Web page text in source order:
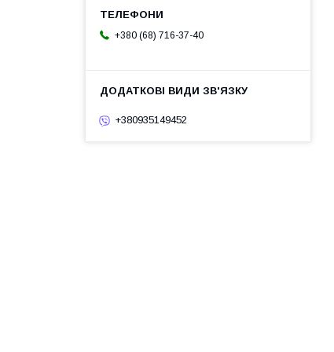
+380 (68) 716-37-40
+380935149452